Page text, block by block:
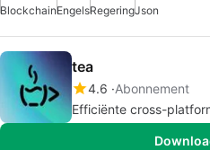
BlockchainEngelsRegeringJson
tea
4.6 Abonnement
Efficiënte cross-